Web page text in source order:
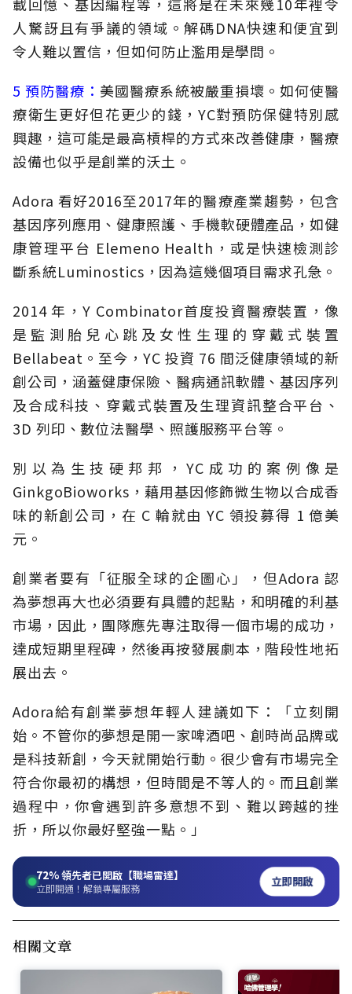
人驚訝且有爭議的領域。解碼DNA快速和便宜到
令人難以置信，但如何防止濫用是學問。
5 預防醫療： 美國醫療系統被嚴重損壞。如何使醫
療衛生更好但花更少的錢，YC對預防保健特別感
興趣，這可能是最高槓桿的方式來改善健康，醫療
設備也似乎是創業的沃土。
Adora 看好2016至2017年的醫療產業趨勢，包含
基因序列應用、健康照護、手機軟硬體產品，如健
康管理平台 Elemeno Health，或是快速檢測診
斷系統Luminostics，因為這幾個項目需求孔急。
2014 年，Y Combinator首度投資醫療裝置，像
是監測胎兒心跳及女性生理的穿戴式裝置
Bellabeat。至今，YC 投資 76 間泛健康領域的新
創公司，涵蓋健康保險、醫病通訊軟體、基因序列
及合成科技、穿戴式裝置及生理資訊整合平台、
3D 列印、數位法醫學、照護服務平台等。
別以為生技硬邦邦，YC成功的案例像是
GinkgoBioworks，藉用基因修飾微生物以合成香
味的新創公司，在 C 輪就由 YC 領投募得 1 億美
元。
創業者要有「征服全球的企圖心」，但Adora 認
為夢想再大也必須要有具體的起點，和明確的利基
市場，因此，團隊應先專注取得一個市場的成功，
達成短期里程碑，然後再按發展劇本，階段性地拓
展出去。
Adora給有創業夢想年輕人建議如下：「立刻開
始。不管你的夢想是開一家啤酒吧、創時尚品牌或
是科技新創，今天就開始行動。很少會有市場完全
符合你最初的構想，但時間是不等人的。而且創業
過程中，你會遇到許多意想不到、難以跨越的挫
折，所以你最好堅強一點。」
72%領先者已開啟【職場雷達】
立即開通！解鎖專屬服務 立即開啟
相關文章